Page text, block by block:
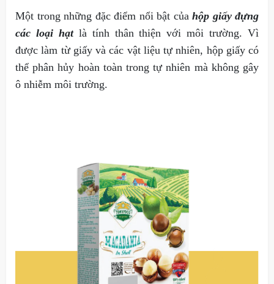
Một trong những đặc điểm nổi bật của hộp giấy đựng
các loại hạtlà tính thân thiện với môi trường. Vì
được làm từ giấy và các vật liệu tự nhiên, hộp giấy có
thể phân hủy hoàn toàn trong tự nhiên mà không gây
ô nhiễm môi trường.